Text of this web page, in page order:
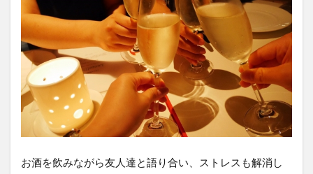
お酒を飲みながら友人達と語り合い、ストレスも解消し